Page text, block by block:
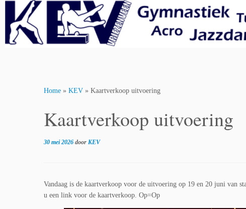
content
Home » KEV » Kaartverkoop uitvoering
Kaartverkoop uitvoering
30 mei 2026 door KEV
Vandaag is de kaartverkoop voor de uitvoering op 19 en 20 juni van
u een link voor de kaartverkoop. Op=Op